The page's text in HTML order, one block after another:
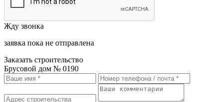
Жду звонка
заявка пока не отправлена
Заказать строительство
Брусовой дом № 0190